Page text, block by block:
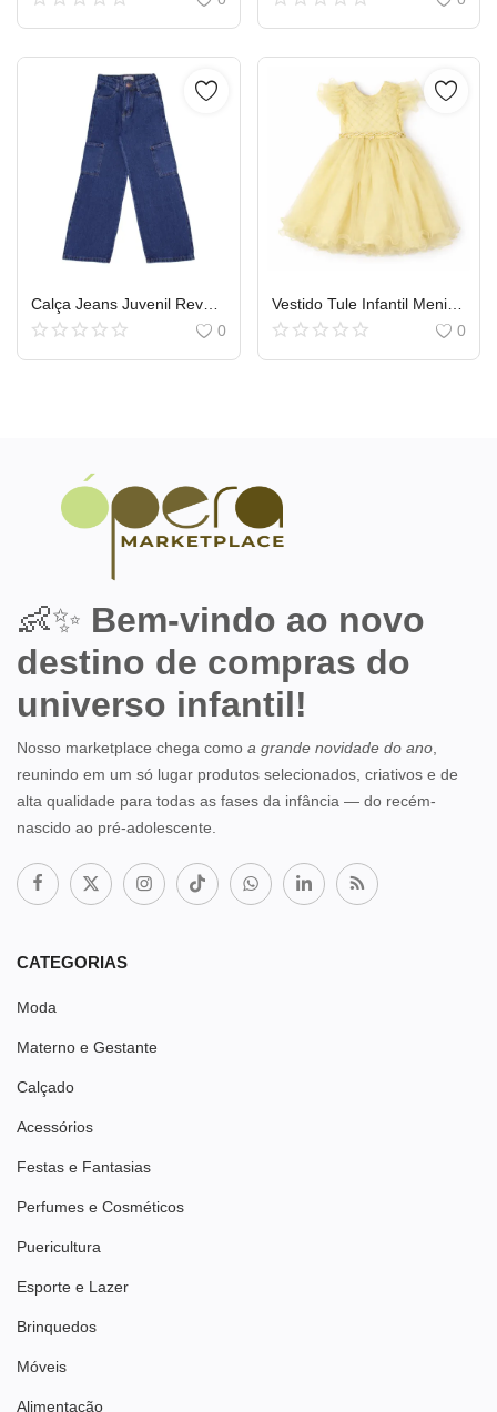
0
Vestido Tule Infantil Menina Bonita Pala Nervura e Bordado
0
👶✨ Bem-vindo ao novo
destino de compras do
universo infantil!
Nosso marketplace chega como a grande novidade do ano
reunindo em um só lugar produtos selecionados, criativos e de
alta qualidade para todas as fases da infância — do recém-
nascido ao pré-adolescente.
CATEGORIAS
Moda
Materno e Gestante
Calçado
Acessórios
Festas e Fantasias
Perfumes e Cosméticos
Puericultura
Esporte e Lazer
Brinquedos
Móveis
Alimentação